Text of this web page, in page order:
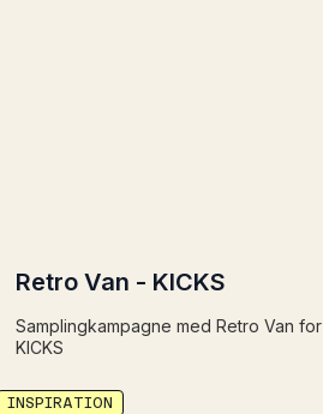
Retro Van - KICKS
Samplingkampagne med Retro Van for
KICKS
INSPIRATION